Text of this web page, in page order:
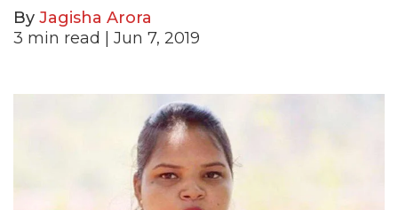
By Jagisha Arora
3 min read | Jun 7, 2019